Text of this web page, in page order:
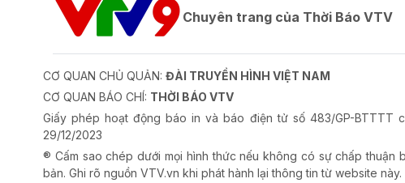
Chuyên trang của Thời Báo VTV
CƠ QUAN CHỦ QUẢN: ĐÀI TRUYỀN HÌNH VIỆT NAM
CƠ QUAN BÁO CHÍ: THỜI BÁO VTV
Giấy phép hoạt động báo in và báo điện tử số 483/GP-BTTTT
29/12/2023
® Cấm sao chép dưới mọi hình thức nếu không có sự chấp thuận
bản. Ghi rõ nguồn VTV.vn khi phát hành lại thông tin từ website này.